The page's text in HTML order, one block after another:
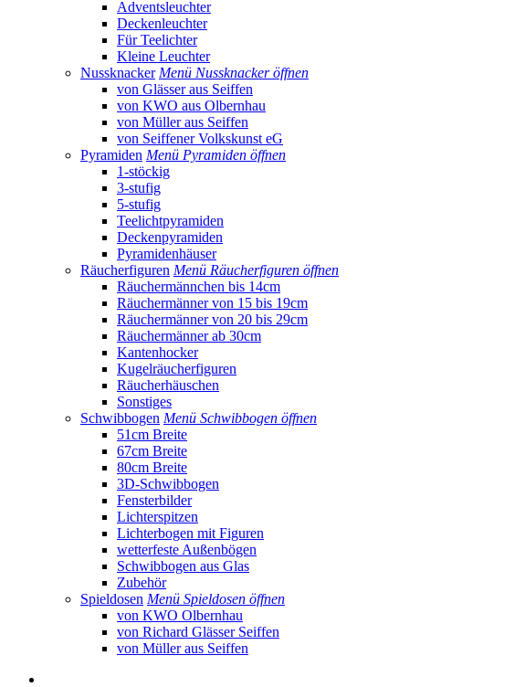
Adventsleuchter
Deckenleuchter
Für Teelichter
Kleine Leuchter
Nussknacker Menü Nussknacker öffnen
von Glässer aus Seiffen
von KWO aus Olbernhau
von Müller aus Seiffen
von Seiffener Volkskunst eG
Pyramiden Menü Pyramiden öffnen
1-stöckig
3-stufig
5-stufig
Teelichtpyramiden
Deckenpyramiden
Pyramidenhäuser
Räucherfiguren Menü Räucherfiguren öffnen
Räuchermännchen bis 14cm
Räuchermänner von 15 bis 19cm
Räuchermänner von 20 bis 29cm
Räuchermänner ab 30cm
Kantenhocker
Kugelräucherfiguren
Räucherhäuschen
Sonstiges
Schwibbogen Menü Schwibbogen öffnen
51cm Breite
67cm Breite
80cm Breite
3D-Schwibbogen
Fensterbilder
Lichterspitzen
Lichterbogen mit Figuren
wetterfeste Außenbögen
Schwibbogen aus Glas
Zubehör
Spieldosen Menü Spieldosen öffnen
von KWO Olbernhau
von Richard Glässer Seiffen
von Müller aus Seiffen